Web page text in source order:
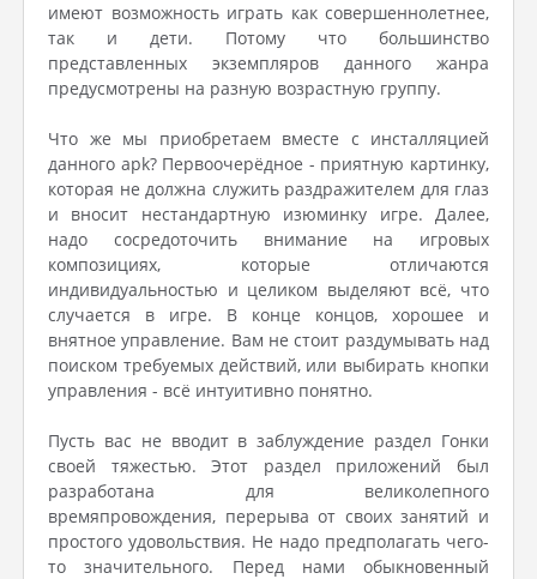
имеют возможность играть как совершеннолетнее,
так и дети. Потому что большинство
представленных экземпляров данного жанра
предусмотрены на разную возрастную группу.
Что же мы приобретаем вместе с инсталляцией
данного apk? Первоочерёдное - приятную картинку,
которая не должна служить раздражителем для глаз
и вносит нестандартную изюминку игре. Далее,
надо сосредоточить внимание на игровых
композициях, которые отличаются
индивидуальностью и целиком выделяют всё, что
случается в игре. В конце концов, хорошее и
внятное управление. Вам не стоит раздумывать над
поиском требуемых действий, или выбирать кнопки
управления - всё интуитивно понятно.
Пусть вас не вводит в заблуждение раздел Гонки
своей тяжестью. Этот раздел приложений был
разработана для великолепного
времяпровождения, перерыва от своих занятий и
простого удовольствия. Не надо предполагать чего-
то значительного. Перед нами обыкновенный